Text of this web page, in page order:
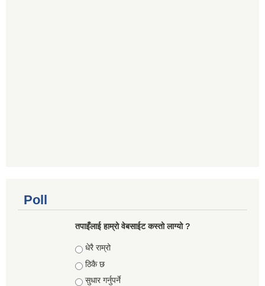
Poll
तपाइँलाई हाम्रो वेबसाईट कस्तो लाग्यो ?
Choices
धेरै राम्रो
ठिकै छ
सुधार गर्नुपर्ने